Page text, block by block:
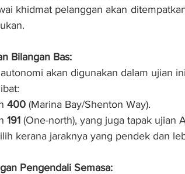
khidmat pelanggan akan
Bilangan Bas:
akan digunakan dalam ujian
400 (Marina Bay/Shenton Way).
191 (One-north), yang juga tapak ujian
kerana jaraknya yang pendek dan
Pengendali Semasa: